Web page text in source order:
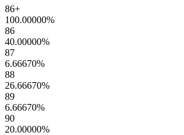
86+
100.00000%
86
40.00000%
87
6.66670%
88
26.66670%
89
6.66670%
90
20.00000%